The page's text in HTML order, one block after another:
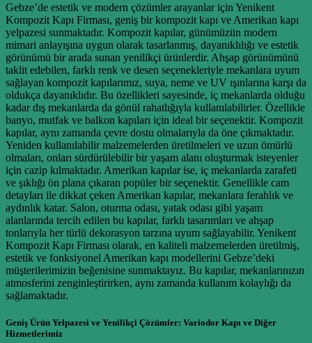
Gebze’de estetik ve modern çözümler arayanlar için Yenikent
Kompozit Kapı Firması, geniş bir kompozit kapı ve Amerikan kapı
yelpazesi sunmaktadır. Kompozit kapılar, günümüzün modern
mimari anlayışına uygun olarak tasarlanmış, dayanıklılığı ve estetik
görünümü bir arada sunan yenilikçi ürünlerdir. Ahşap görünümünü
taklit edebilen, farklı renk ve desen seçenekleriyle mekanlara uyum
sağlayan kompozit kapılarımız, suya, neme ve UV ışınlarına karşı da
oldukça dayanıklıdır. Bu özellikleri sayesinde, iç mekanlarda olduğu
kadar dış mekanlarda da gönül rahatlığıyla kullanılabilirler. Özellikle
banyo, mutfak ve balkon kapıları için ideal bir seçenektir. Kompozit
kapılar, aynı zamanda çevre dostu olmalarıyla da öne çıkmaktadır.
Yeniden kullanılabilir malzemelerden üretilmeleri ve uzun ömürlü
olmaları, onları sürdürülebilir bir yaşam alanı oluşturmak isteyenler
için cazip kılmaktadır. Amerikan kapılar ise, iç mekanlarda zarafeti
ve şıklığı ön plana çıkaran popüler bir seçenektir. Genellikle cam
detayları ile dikkat çeken Amerikan kapılar, mekanlara ferahlık ve
aydınlık katar. Salon, oturma odası, yatak odası gibi yaşam
alanlarında tercih edilen bu kapılar, farklı tasarımları ve ahşap
tonlarıyla her türlü dekorasyon tarzına uyum sağlayabilir. Yenikent
Kompozit Kapı Firması olarak, en kaliteli malzemelerden üretilmiş,
estetik ve fonksiyonel Amerikan kapı modellerini Gebze’deki
müşterilerimizin beğenisine sunmaktayız. Bu kapılar, mekanlarınızın
atmosferini zenginleştirirken, aynı zamanda kullanım kolaylığı da
sağlamaktadır.
Geniş Ürün Yelpazesi ve Yenilikçi Çözümler: Variodor Kapı ve Diğer
Hizmetlerimiz